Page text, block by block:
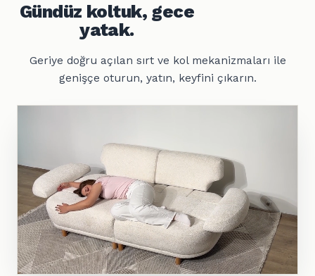
Gündüz koltuk, gece
yatak.
Geriye doğru açılan sırt ve kol mekanizmaları ile
genişçe oturun, yatın, keyfini çıkarın.